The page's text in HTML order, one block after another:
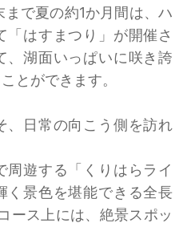
で夏の約1か月間は、ハ
「はすまつり」が開催さ
、湖面いっぱいに咲き誇
とができます。
、日常の向こう側を訪れ
周遊する「くりはらライ
く景色を堪能できる全長
ース上には、絶景スポッ